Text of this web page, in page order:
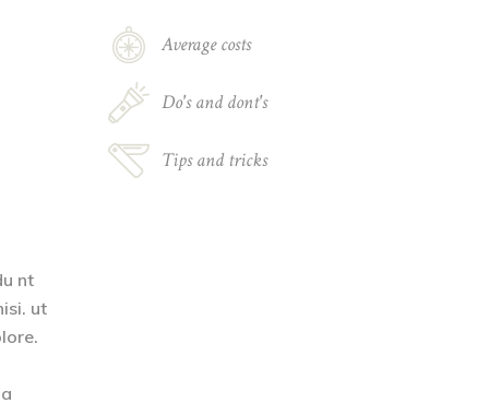
nt
ut
Average costs
Do's and dont's
Tips and tricks